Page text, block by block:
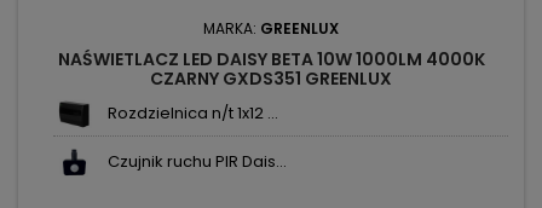
MARKA: GREENLUX
NAŚWIETLACZ LED DAISY BETA 10W 1000LM 4000K
CZARNY GXDS351 GREENLUX
Rozdzielnica n/t 1x12 ...
Czujnik ruchu PIR Dais...